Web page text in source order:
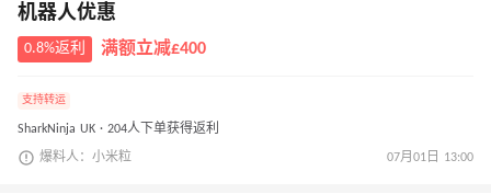
机器人优惠
0.8%返利 满额立减£400
支持转运
SharkNinja UK · 204人下单获得返利
爆料人：小米粒 07月01日 13:00